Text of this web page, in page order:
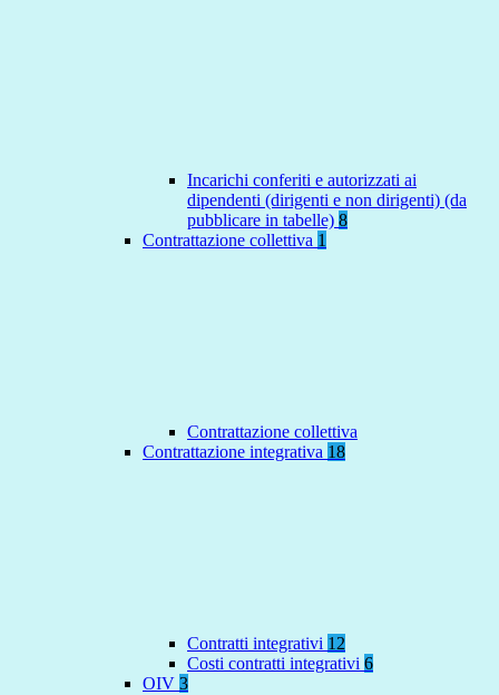
Incarichi conferiti e autorizzati ai
dipendenti (dirigenti e non dirigenti) (da
pubblicare in tabelle) 8
Contrattazione collettiva 1
Contrattazione collettiva
Contrattazione integrativa 18
Contratti integrativi 12
Costi contratti integrativi 6
OIV 3